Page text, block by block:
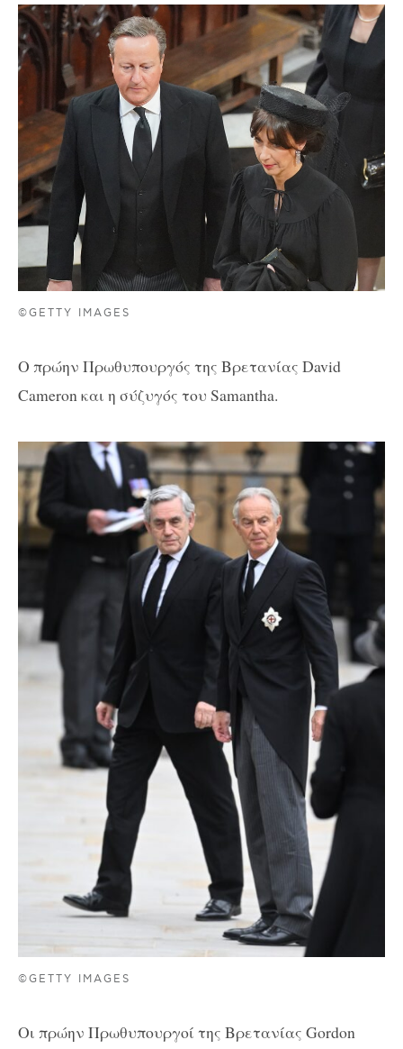
©GETTY IMAGES
Ο πρώην Πρωθυπουργός της Βρετανίας David
Cameron και η σύζυγός του Samantha.
©GETTY IMAGES
Οι πρώην Πρωθυπουργοί της Βρετανίας Gordon